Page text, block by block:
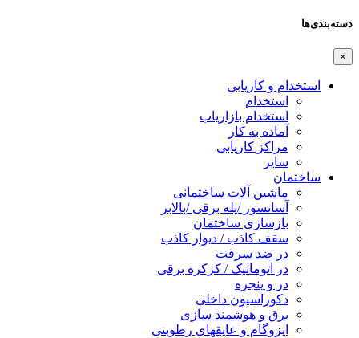
دسته‌بندی‌ها
×
استخدام و کاریابی
استخدام
استخدام بازاریاب
آماده به کار
مراکز کاریابی
سایر
ساختمان
ماشین آلات ساختمانی
آسانسور /پله برقی /بالابر
بازسازی ساختمان
سقف کاذب / دیوار کاذب
در ضد سرقت
در اتوماتیک / کرکره برقی
در و پنجره
دکوراسیون داخلی
برق و هوشمند سازی
ایزوگام و عایقهای رطوبتی